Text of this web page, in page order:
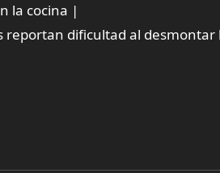
la cocina |
dificultad al desmontar